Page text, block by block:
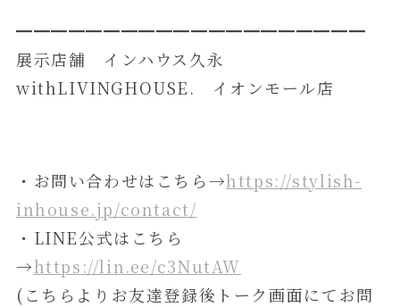
━━━━━━━━━━━━━━━━━━━━
展示店舗 インハウス久永
withLIVINGHOUSE. イオンモール店
・お問い合わせはこちら→https://stylish-
inhouse.jp/contact/
・LINE公式はこちら
→https://lin.ee/c3NutAW
(こちらよりお友達登録後トーク画面にてお問